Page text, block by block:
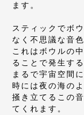
ます。
スティックでボ
なく不思議な音
これはボウルの
ることで発生す
まるで宇宙空間
時には夜の海の
掻き立てるこの
てくれます。